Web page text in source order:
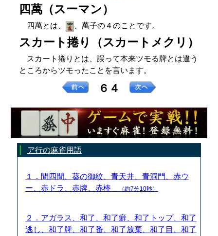
四萬（スーマン）
四萬とは、 、萬子の４のことです。
スカート捲り（スカートメクリ）
スカート捲りとは、誤って本来ツモる牌とは違う
ところからツモったことを言います。
６４
ア行の麻雀用語
１．間四間、葵の御紋、青天井、青洞門、赤ウ
ー、赤ドラ、赤牌、赤棒
（約7分10秒）
２．アガラス、和了、和了癖、和了トップ、和了
逃し、和了牌、和了番、和了放棄、和了目、和了